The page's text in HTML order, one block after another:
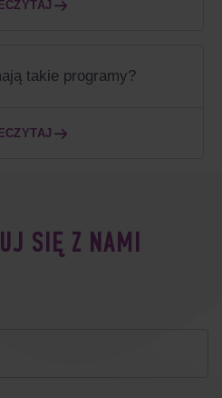
takie programy?
SIĘ Z NAMI